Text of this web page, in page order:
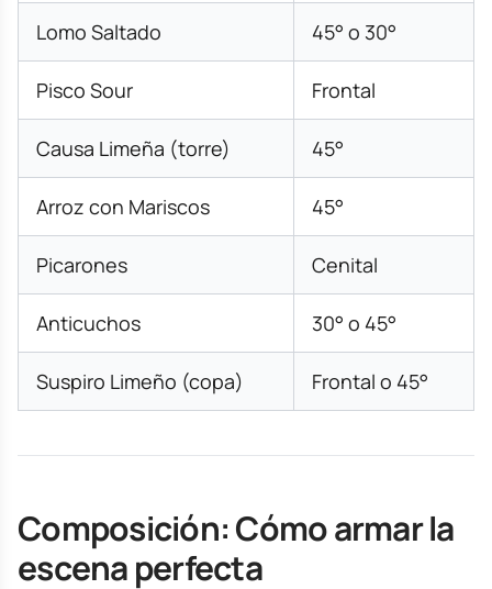
Lomo Saltado 45° o 30°
Pisco Sour Frontal
Causa Limeña (torre) 45°
Arroz con Mariscos 45°
Picarones Cenital
Anticuchos 30° o 45°
Suspiro Limeño (copa) Frontal o 45°
Composición: Cómo armar la
escena perfecta